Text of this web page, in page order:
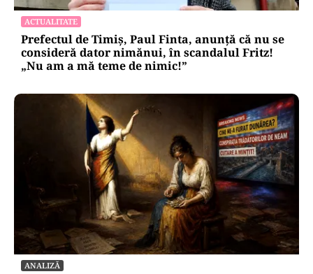
ACTUALITATE
Prefectul de Timiș, Paul Finta, anunță că nu se
consideră dator nimănui, în scandalul Fritz!
„Nu am a mă teme de nimic!”
ANALIZĂ